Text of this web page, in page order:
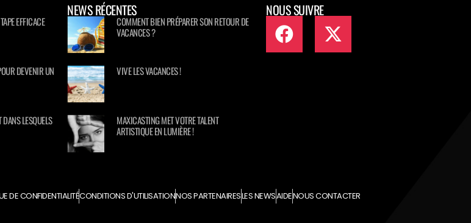
EFFICACE
DEVENIR UN
LESQUELS
NEWS RÉCENTES
COMMENT BIEN PRÉPARER SON RETOUR DE
VACANCES ?
VIVE LES VACANCES !
MAXICASTING MET VOTRE TALENT
ARTISTIQUE EN LUMIÈRE !
NOUS SUIVRE
DE CONFIDENTIALITÉCONDITIONS D'UTILISATIONNOS PARTENAIRESLES NEWSAIDENOUS CONTACTER